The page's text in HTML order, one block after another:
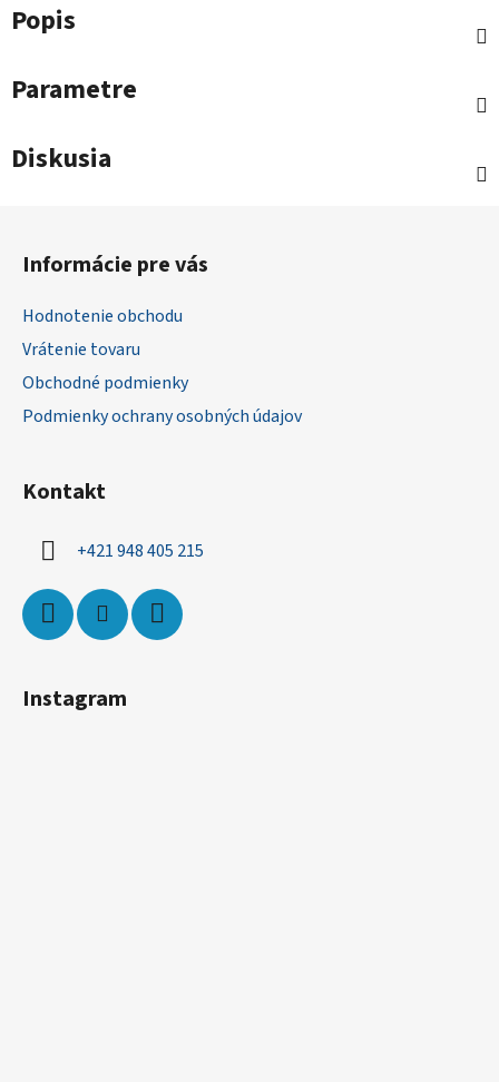
Popis
Parametre
Diskusia
Informácie pre vás
Hodnotenie obchodu
Vrátenie tovaru
Obchodné podmienky
Podmienky ochrany osobných údajov
Kontakt
+421 948 405 215
Instagram